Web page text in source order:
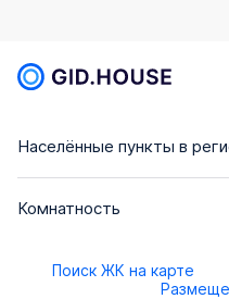
Населённые пункты в
Комнатность
Поиск ЖК на карте